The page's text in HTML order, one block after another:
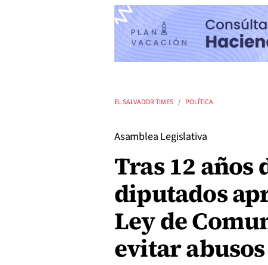
EL SALVADOR TIMES POLÍTICA
Asamblea Legislativa
Tras 12 años
diputados
Ley de
evitar